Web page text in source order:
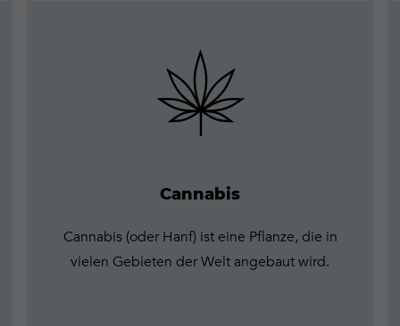
Cannabis
Cannabis (oder Hanf) ist eine Pflanze, die in
vielen Gebieten der Welt angebaut wird.